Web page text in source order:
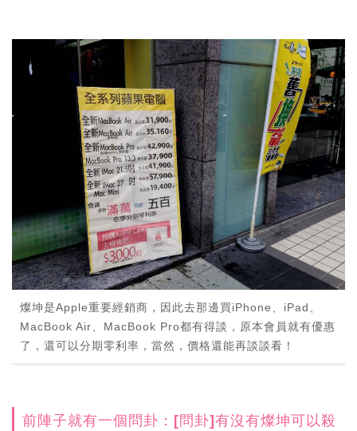
燦坤是Apple重要經銷商，因此去那邊買iPhone、iPad、
MacBook Air、MacBook Pro都有得談，原本會員就有優惠
了，還可以分期零利率，當然，價格還能再談談看！
前陣子就有一個問卦：[問卦]有沒有燦坤可以殺